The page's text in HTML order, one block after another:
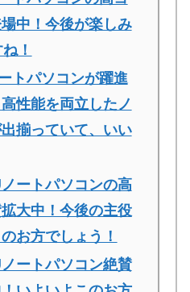
中！今後が楽しみ
！
トパソコンが躍進
性能を両立したノ
揃っていて、いい
ートパソコンの高
大中！今後の主役
お方でしょう！
ートパソコン絶賛